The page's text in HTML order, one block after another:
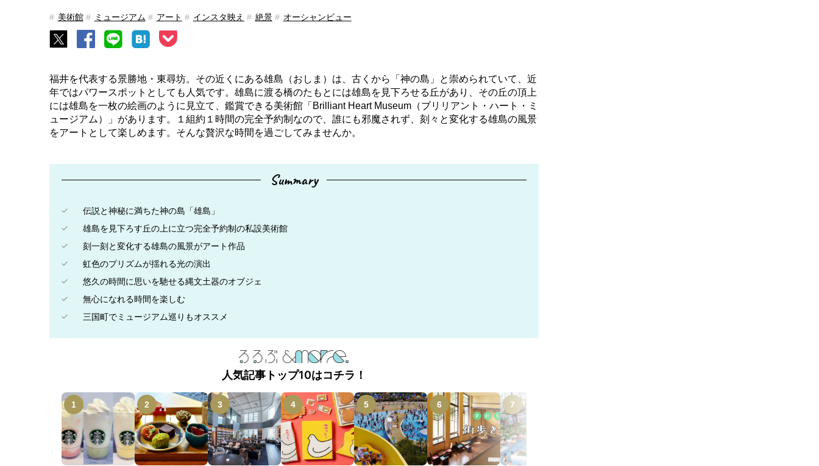
美術館 ミュージアム アート インスタ映え 絶景 オーシャンビュー
福井を代表する景勝地・東尋坊。その近くにある雄島（おしま）は、古くから「神の島」と崇められていて、近
年ではパワースポットとしても人気です。雄島に渡る橋のたもとには雄島を見下ろせる丘があり、その丘の頂上
には雄島を一枚の絵画のように見立て、鑑賞できる美術館「Brilliant Heart Museum（ブリリアント・ハート・ミ
ュージアム）」があります。１組約１時間の完全予約制なので、誰にも邪魔されず、刻々と変化する雄島の風景
をアートとして楽しめます。そんな贅沢な時間を過ごしてみませんか。
Summary
伝説と神秘に満ちた神の島「雄島」
雄島を見下ろす丘の上に立つ完全予約制の私設美術館
刻一刻と変化する雄島の風景がアート作品
虹色のプリズムが揺れる光の演出
悠久の時間に思いを馳せる縄文土器のオブジェ
無心になれる時間を楽しむ
三国町でミュージアム巡りもオススメ
人気記事トップ10はコチラ！